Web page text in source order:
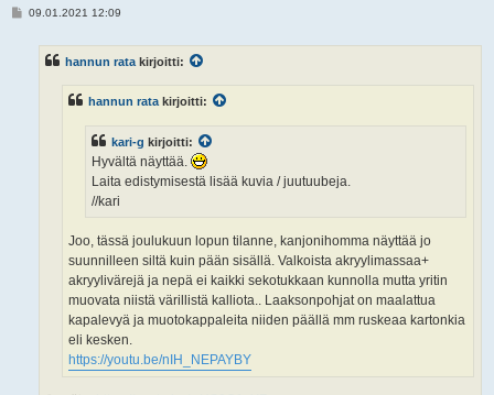
V09.01.2021 12:09
hannun rata kirjoitti:
hannun rata kirjoitti:
kari-g kirjoitti:
Hyvältä näyttää.
Laita edistymisestä lisää kuvia / juutuubeja.
//kari
Joo, tässä joulukuun lopun tilanne, kanjonihomma näyttää jo
suunnilleen siltä kuin pään sisällä. Valkoista akryylimassaa+
akryylivärejä ja nepä ei kaikki sekotukkaan kunnolla mutta yritin
muovata niistä värillistä kalliota.. Laaksonpohjat on maalattua
kapalevyä ja muotokappaleita niiden päällä mm ruskeaa kartonkia
eli kesken.
https://youtu.be/nIH_NEPAYBY